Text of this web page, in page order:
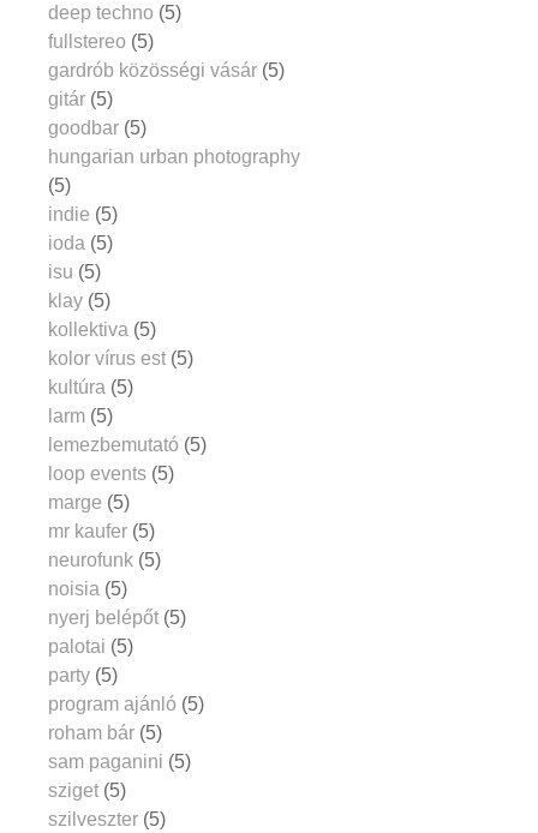
deep techno (5)
fullstereo (5)
gardrób közösségi vásár (5)
gitár (5)
goodbar (5)
hungarian urban photography
(5)
indie (5)
ioda (5)
isu (5)
klay (5)
kollektiva (5)
kolor vírus est (5)
kultúra (5)
larm (5)
lemezbemutató (5)
loop events (5)
marge (5)
mr kaufer (5)
neurofunk (5)
noisia (5)
nyerj belépőt (5)
palotai (5)
party (5)
program ajánló (5)
roham bár (5)
sam paganini (5)
sziget (5)
szilveszter (5)